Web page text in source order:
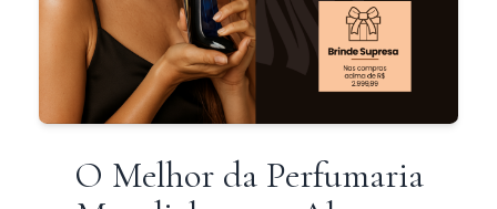
O Melhor da Perfumaria